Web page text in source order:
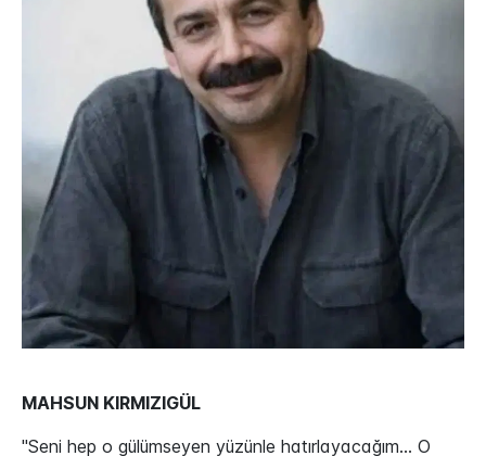
MAHSUN KIRMIZIGÜL
"Seni hep o gülümseyen yüzünle hatırlayacağım… O